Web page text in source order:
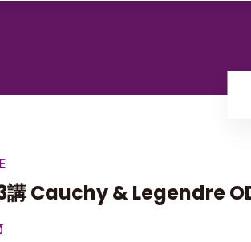
講 Cauchy & Legendre